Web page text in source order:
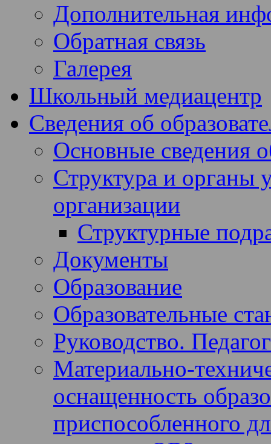
Дополнительная
Обратная связь
Галерея
Школьный медиацентр
Сведения об
Основные сведения
Структура и органы
организации
Структурные
Документы
Образование
Образовательные
Руководство.
Материально-
оснащенность
приспособленного